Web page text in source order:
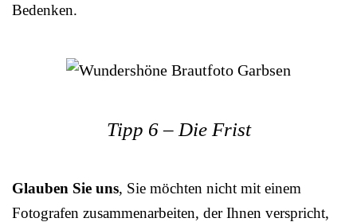
Bedenken.
Tipp 6 – Die Frist
Glauben Sie uns, Sie möchten nicht mit einem
Fotografen zusammenarbeiten, der Ihnen verspricht,